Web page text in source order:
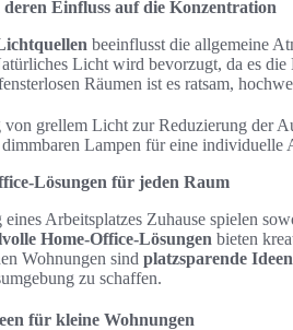
Einfluss auf die Konzentration
beeinflusst die allgemeine
Licht wird bevorzugt, da es
Räumen ist es ratsam,
von grellem Licht zur Reduzierung der
Lampen für eine individuelle
Lösungen für jeden Raum
Arbeitsplatzes Zuhause spielen
Home-Office-Lösungen bieten
Wohnungen sind platzsparende Ideen
zu schaffen.
für kleine Wohnungen